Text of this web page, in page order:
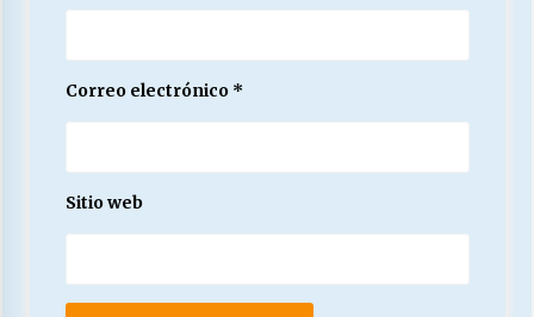
Correo electrónico *
Sitio web